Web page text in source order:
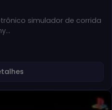
simulador de corrida